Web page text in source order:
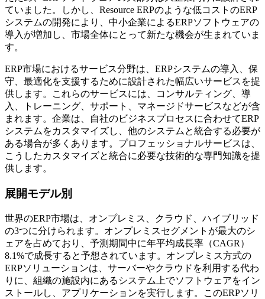
ていました。しかし、Resource ERPのような低コストのERP
システムの開発により、中小企業によるERPソフトウェアの
導入が増加し、市場全体にとって新たな機会が生まれていま
す。
ERP市場におけるサービス分野は、ERPシステムの導入、保
守、最適化を支援するために設計された幅広いサービスを提
供します。これらのサービスには、コンサルティング、導
入、トレーニング、サポート、マネージドサービスなどが含
まれます。企業は、自社のビジネスプロセスに合わせてERP
システムをカスタマイズし、他のシステムと統合する必要が
ある場合が多くあります。プロフェッショナルサービスは、
こうしたカスタマイズと統合に必要な技術的な専門知識を提
供します。
展開モデル別
世界のERP市場は、オンプレミス、クラウド、ハイブリッド
の3つに分けられます。オンプレミスセグメントが最大のシ
ェアを占めており、予測期間中に年平均成長率（CAGR）
8.1%で成長すると予想されています。オンプレミス方式の
ERPソリューションは、サーバーやクラウドを利用する代わ
りに、組織の施設内にあるシステム上でソフトウェアをイン
ストールし、アプリケーションを実行します。このERPソリ